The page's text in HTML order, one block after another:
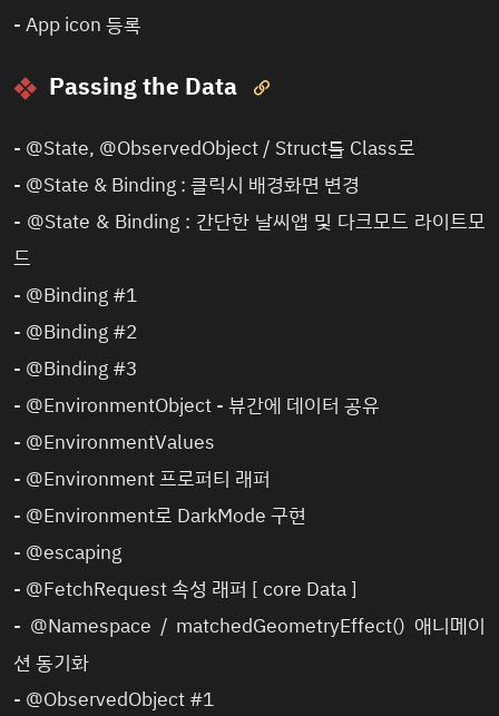
-App icon 등록
Passing the Data 
- @State, @ObservedObject / Struct를 Class로
- @State & Binding : 클릭시 배경화면 변경
- @State & Binding : 간단한 날씨앱 및 다크모드 라이트모
드
- @Binding #1
- @Binding #2
- @Binding #3
- @EnvironmentObject - 뷰간에 데이터 공유
- @EnvironmentValues
- @Environment 프로퍼티 래퍼
- @Environment로 DarkMode 구현
- @escaping
- @FetchRequest속성 래퍼 [ core Data ]
- @Namespace / matchedGeometryEffect() 애니메이
션 동기화
- @ObservedObject #1